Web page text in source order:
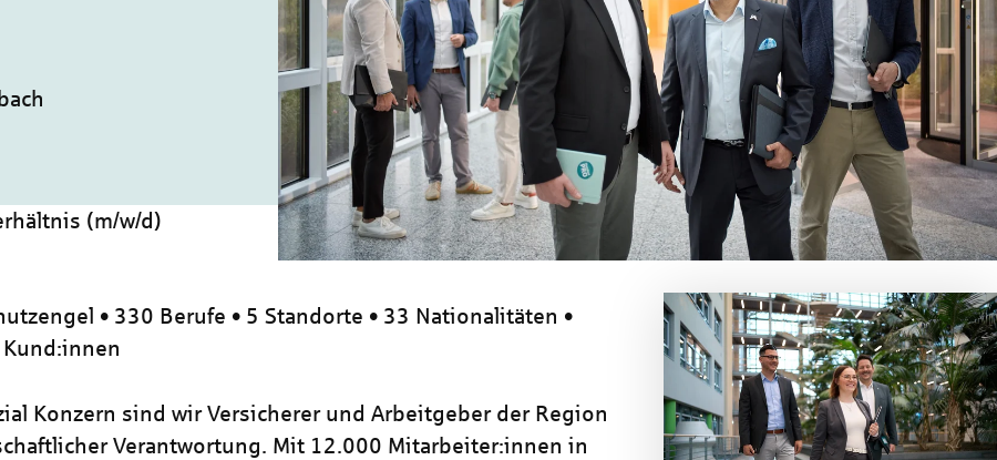
(m/w/d)
• 330 Berufe • 5 Standorte • 33 Nationalitäten •
Konzern sind wir Versicherer und Arbeitgeber der Region
Verantwortung. Mit 12.000 Mitarbeiter:innen in